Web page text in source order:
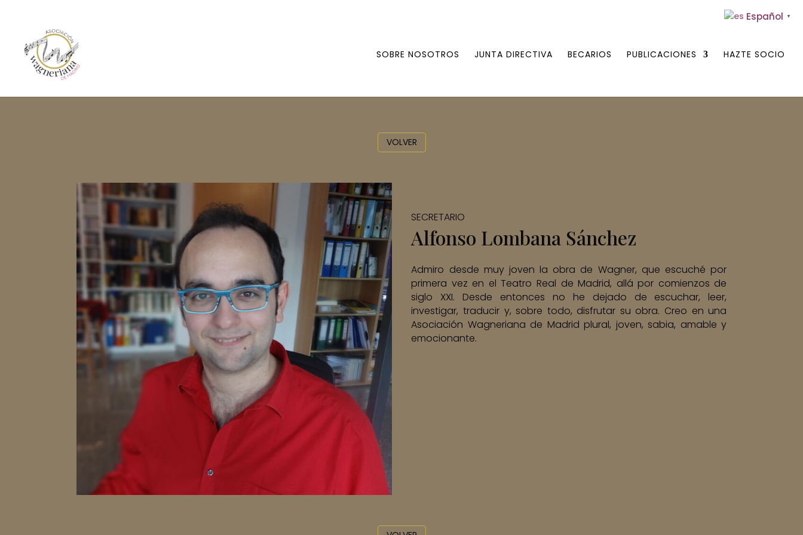
SOBRE NOSOTROS JUNTA DIRECTIVA BECARIOS PUBLICACIONES HAZTE SOCIO
VOLVER
SECRETARIO
Alfonso Lombana Sánchez
Admiro desde muy joven la obra de Wagner, que escuché por
primera vez en el Teatro Real de Madrid, allá por comienzos de
siglo XXI. Desde entonces no he dejado de escuchar, leer,
investigar, traducir y, sobre todo, disfrutar su obra. Creo en una
Asociación Wagneriana de Madrid plural, joven, sabia, amable y
emocionante.
Español ▼